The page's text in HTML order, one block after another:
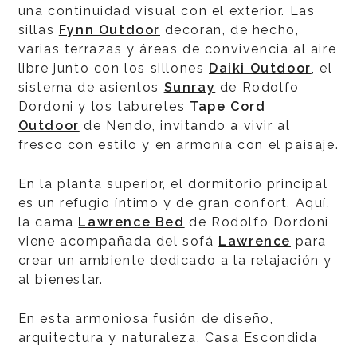
una continuidad visual con el exterior. Las
sillas Fynn Outdoor decoran, de hecho,
varias terrazas y áreas de convivencia al aire
libre junto con los sillones Daiki Outdoor, el
sistema de asientos Sunray de Rodolfo
Dordoni y los taburetes Tape Cord
Outdoor de Nendo, invitando a vivir al
fresco con estilo y en armonía con el paisaje.
En la planta superior, el dormitorio principal
es un refugio íntimo y de gran confort. Aquí,
la cama Lawrence Bed de Rodolfo Dordoni
viene acompañada del sofá Lawrence para
crear un ambiente dedicado a la relajación y
al bienestar.
En esta armoniosa fusión de diseño,
arquitectura y naturaleza, Casa Escondida